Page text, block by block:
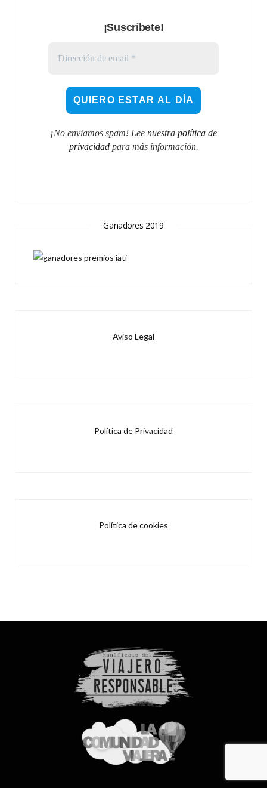
¡Suscríbete!
¡No enviamos spam! Lee nuestra política de
privacidadpara más información.
Ganadores 2019
Aviso Legal
Política de Privacidad
Política de cookies